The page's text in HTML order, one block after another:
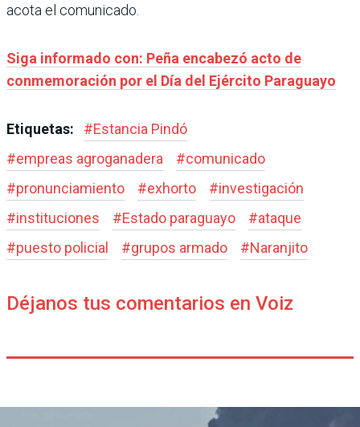
acota el comunicado.
Siga informado con: Peña encabezó acto de
conmemoración por el Día del Ejército Paraguayo
Etiquetas: #Estancia Pindó
#empreas agroganadera #comunicado
#pronunciamiento #exhorto #investigación
#instituciones #Estado paraguayo #ataque
#puesto policial #grupos armado #Naranjito
Déjanos tus comentarios en Voiz